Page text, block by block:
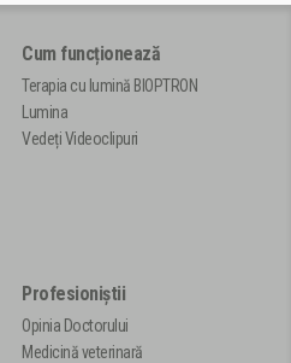
Cum funcționează
Terapia cu lumină BIOPTRON
Lumina
Vedeți Videoclipuri
Profesioniștii
Opinia Doctorului
Medicină veterinară